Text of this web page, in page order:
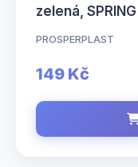
zelená, SPRING
PROSPERPLAST
149 Kč